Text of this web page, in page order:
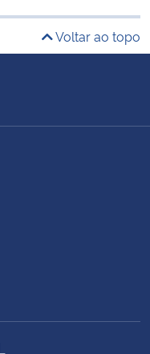
Voltar ao topo